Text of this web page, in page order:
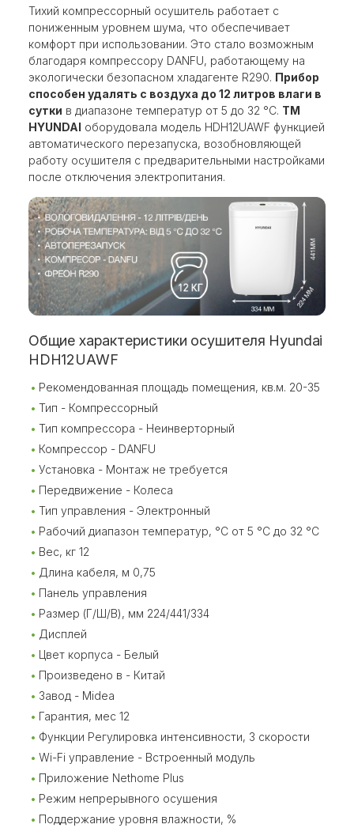
Тихий компрессорный осушитель работает с
пониженным уровнем шума, что обеспечивает
комфорт при использовании. Это стало возможным
благодаря компрессору DANFU, работающему на
экологически безопасном хладагенте R290. Прибор
способен удалять с воздуха до 12 литров влаги в
сутки в диапазоне температур от 5 до 32 °С. TM
HYUNDAI оборудовала модель HDH12UAWF функцией
автоматического перезапуска, возобновляющей
работу осушителя с предварительными настройками
после отключения электропитания.
Общие характеристики осушителя Hyundai
HDH12UAWF
Рекомендованная площадь помещения, кв.м. 20-35
Тип - Компрессорный
Тип компрессора - Неинверторный
Компрессор - DANFU
Установка - Монтаж не требуется
Передвижение - Колеса
Тип управления - Электронный
Рабочий диапазон температур, °С от 5 °С до 32 °С
Вес, кг 12
Длина кабеля, м 0,75
Панель управления
Размер (Г/Ш/В), мм 224/441/334
Дисплей
Цвет корпуса - Белый
Произведено в - Китай
Завод - Midea
Гарантия, мес 12
Функции Регулировка интенсивности, 3 скорости
Wi-Fi управление - Встроенный модуль
Приложение Nethome Plus
Режим непрерывного осушения
Поддержание уровня влажности, %